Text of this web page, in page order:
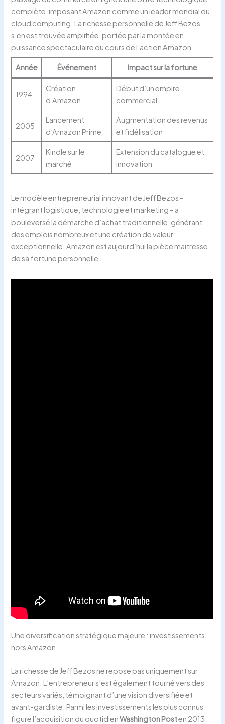
complète, imposant Amazon comme un leader mondial du
cloud computing. La richesse personnelle de Jeff Bezos
s’en est trouvée amplifiée, portée par la montée en
puissance spectaculaire du cours de l’action Amazon.
Année Événement Impact sur la fortune
1994
Création
d’Amazon
Début d’un empire
commercial
2005
Lancement
d’Amazon Prime
Augmentation des revenus
et fidélisation
2007
Kindle sur le
marché
Extension du catalogue et
innovation
Le modèle entrepreneurial innovant de Jeff Bezos –
intégrant logistique, technologie et marketing – a
bouleversé la démarche d’achat traditionnelle, générant
des emplois nombreux et une création de valeur
exceptionnelle. Amazon est aujourd’hui la pièce maitresse
de sa fortune personnelle.
Une diversification stratégique majeure : investissements
hors Amazon
La richesse de Jeff Bezos ne repose pas uniquement sur
Amazon. L’entrepreneur s’est également tourné vers des
secteurs variés, témoignant d’une vision diversifiée et
avant-gardiste. Parmi les investissements les plus connus
figure l’acquisition du quotidienWashington Posten 2013.